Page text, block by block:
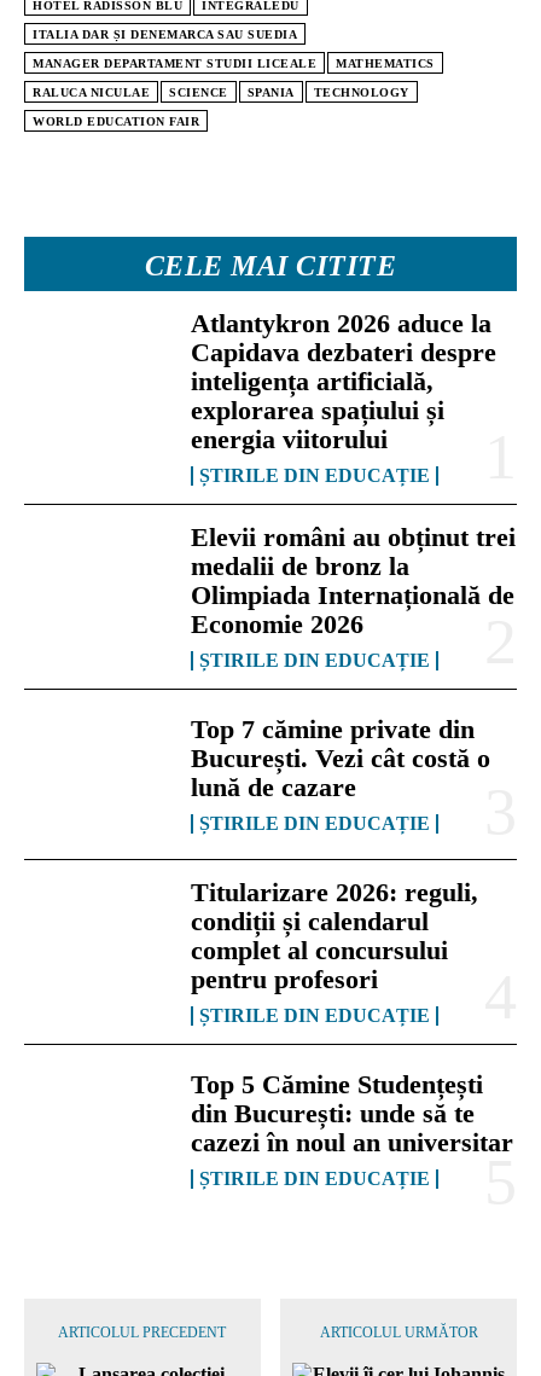
CELE MAI CITITE
Atlantykron 2026 aduce la
Capidava dezbateri despre
inteligența artificială,
explorarea spațiului și
energia viitorului
ȘTIRILE DIN EDUCAȚIE
Elevii români au obținut trei
medalii de bronz la
Olimpiada Internațională de
Economie 2026
ȘTIRILE DIN EDUCAȚIE
Top 7 cămine private din
București. Vezi cât costă o
lună de cazare
ȘTIRILE DIN EDUCAȚIE
Titularizare 2026: reguli,
condiții și calendarul
complet al concursului
pentru profesori
ȘTIRILE DIN EDUCAȚIE
Top 5 Cămine Studențești
din București: unde să te
cazezi în noul an universitar
ȘTIRILE DIN EDUCAȚIE
HOTEL RADISSON BLU INTEGRALEDU
ITALIA DAR ȘI DENEMARCA SAU SUEDIA
MANAGER DEPARTAMENT STUDII LICEALE MATHEMATICS
RALUCA NICULAE SCIENCE SPANIA TECHNOLOGY
WORLD EDUCATION FAIR
ARTICOLUL PRECEDENT ARTICOLUL URMĂTOR